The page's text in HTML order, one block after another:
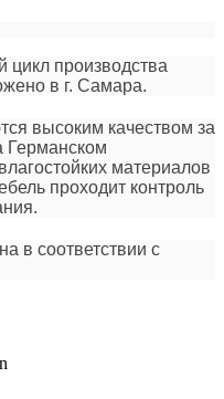
цикл производства
в г. Самара.
высоким качеством за
Германском
материалов
проходит контроль
в соответствии с